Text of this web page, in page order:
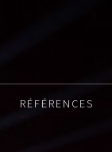
RÉFÉRENCES